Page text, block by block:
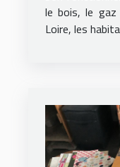
le bois, le
Loire, les